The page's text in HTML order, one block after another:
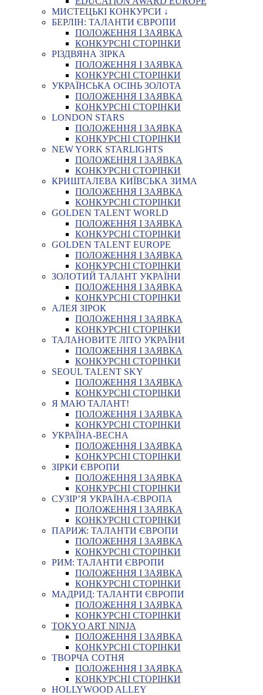
МИСТЕЦЬКІ КОНКУРСИ ↓
БЕРЛІН: ТАЛАНТИ ЄВРОПИ
ПОЛОЖЕННЯ І ЗАЯВКА
КОНКУРСНІ СТОРІНКИ
РІЗДВЯНА ЗІРКА
ПОЛОЖЕННЯ І ЗАЯВКА
КОНКУРСНІ СТОРІНКИ
УКРАЇНСЬКА ОСІНЬ ЗОЛОТА
ПОЛОЖЕННЯ І ЗАЯВКА
КОНКУРСНІ СТОРІНКИ
LONDON STARS
ПОЛОЖЕННЯ І ЗАЯВКА
КОНКУРСНІ СТОРІНКИ
NEW YORK STARLIGHTS
ПОЛОЖЕННЯ І ЗАЯВКА
КОНКУРСНІ СТОРІНКИ
КРИШТАЛЕВА КИЇВСЬКА ЗИМА
ПОЛОЖЕННЯ І ЗАЯВКА
КОНКУРСНІ СТОРІНКИ
GOLDEN TALENT WORLD
ПОЛОЖЕННЯ І ЗАЯВКА
КОНКУРСНІ СТОРІНКИ
GOLDEN TALENT EUROPE
ПОЛОЖЕННЯ І ЗАЯВКА
КОНКУРСНІ СТОРІНКИ
ЗОЛОТИЙ ТАЛАНТ УКРАЇНИ
ПОЛОЖЕННЯ І ЗАЯВКА
КОНКУРСНІ СТОРІНКИ
АЛЕЯ ЗІРОК
ПОЛОЖЕННЯ І ЗАЯВКА
КОНКУРСНІ СТОРІНКИ
ТАЛАНОВИТЕ ЛІТО УКРАЇНИ
ПОЛОЖЕННЯ І ЗАЯВКА
КОНКУРСНІ СТОРІНКИ
SEOUL TALENT SKY
ПОЛОЖЕННЯ І ЗАЯВКА
КОНКУРСНІ СТОРІНКИ
Я МАЮ ТАЛАНТ!
ПОЛОЖЕННЯ І ЗАЯВКА
КОНКУРСНІ СТОРІНКИ
УКРАЇНА-ВЕСНА
ПОЛОЖЕННЯ І ЗАЯВКА
КОНКУРСНІ СТОРІНКИ
ЗІРКИ ЄВРОПИ
ПОЛОЖЕННЯ І ЗАЯВКА
КОНКУРСНІ СТОРІНКИ
СУЗІР’Я УКРАЇНА-ЄВРОПА
ПОЛОЖЕННЯ І ЗАЯВКА
КОНКУРСНІ СТОРІНКИ
ПАРИЖ: ТАЛАНТИ ЄВРОПИ
ПОЛОЖЕННЯ І ЗАЯВКА
КОНКУРСНІ СТОРІНКИ
РИМ: ТАЛАНТИ ЄВРОПИ
ПОЛОЖЕННЯ І ЗАЯВКА
КОНКУРСНІ СТОРІНКИ
МАДРИД: ТАЛАНТИ ЄВРОПИ
ПОЛОЖЕННЯ І ЗАЯВКА
КОНКУРСНІ СТОРІНКИ
TOKYO ART NINJA
ПОЛОЖЕННЯ І ЗАЯВКА
КОНКУРСНІ СТОРІНКИ
ТВОРЧА СОТНЯ
ПОЛОЖЕННЯ І ЗАЯВКА
КОНКУРСНІ СТОРІНКИ
HOLLYWOOD ALLEY